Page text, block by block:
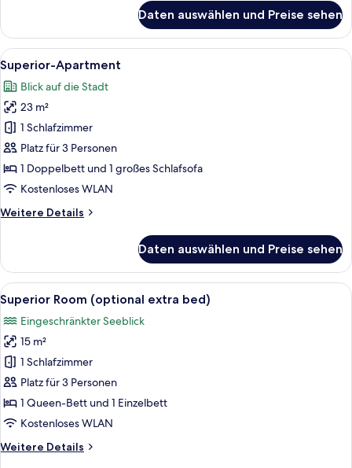
Apartment,
Seeblick
Daten auswählen und Preise sehen
Alle
Fotos
für
Superior-
Apartment
anzeigen
Ein Hotelzimmer mit einem Bett,
9
Superior-Apartment
Blick auf die Stadt
23 m²
1 Schlafzimmer
Platz für 3 Personen
1 Doppelbett und 1 großes Schlafsofa
Kostenloses WLAN
Weitere Details
Weitere
Apartment
Daten auswählen und Preise sehen
Alle
Fotos
für
Superior
Room
(optional
extra
bed)
Ein Hotelzimmer mit Bett,
5
Superior Room (optional extra bed)
Eingeschränkter Seeblick
15 m²
1 Schlafzimmer
Platz für 3 Personen
1 Queen-Bett und 1 Einzelbett
Kostenloses WLAN
Weitere Details
Weitere